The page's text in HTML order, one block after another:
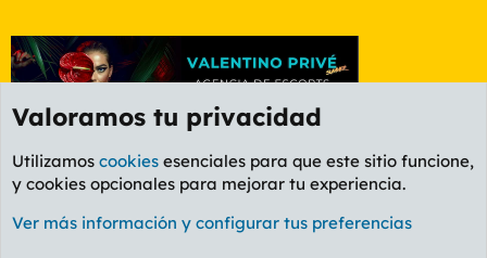
Foro General
Cookies
PL OLDSTYLE AMARILLO
Valoramos tu privacidad
Utilizamos cookies esenciales para que este sitio funcione,
y cookies opcionales para mejorar tu experiencia.
Ver más información y configurar tus preferencias